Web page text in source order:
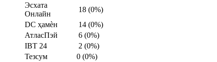
Эсхата
Онлайн
18 (0%)
DC ҳамѐн
14 (0%)
АтласПэй
6 (0%)
IBT 24
2 (0%)
Тезсум
0 (0%)